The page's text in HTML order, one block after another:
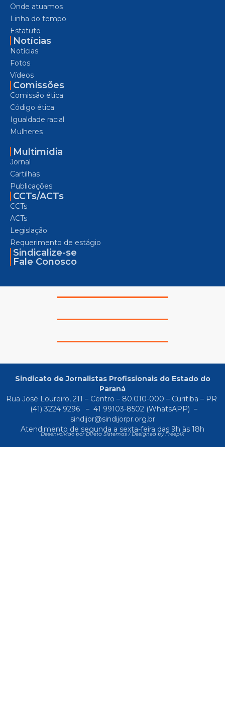
Onde atuamos
Linha do tempo
Estatuto
Notícias
Notícias
Fotos
Vídeos
Comissões
Comissão ética
Código ética
Igualdade racial
Mulheres
Multimídia
Jornal
Cartilhas
Publicações
CCTs/ACTs
CCTs
ACTs
Legislação
Requerimento de estágio
Sindicalize-se
Fale Conosco
Sindicato de Jornalistas Profissionais do Estado do
Paraná
Rua José Loureiro, 211 – Centro – 80.010-000 – Curitiba – PR
(41) 3224 9296
– 41 99103-8502(WhatsAPP) –
sindijor@sindijorpr.org.br
Atendimento de segunda a sexta-feira das 9h às 18h
Desenvolvido por Direta Sistemas /Designed by Freepik